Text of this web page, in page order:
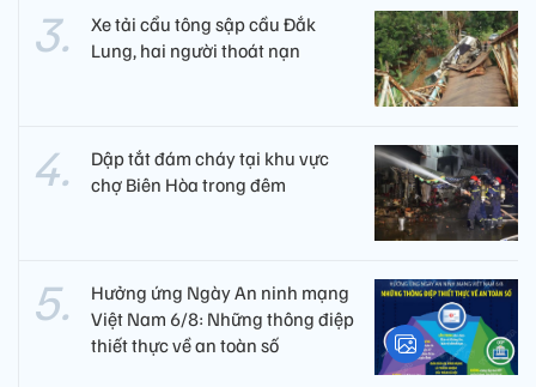
Xe tải cẩu tông sập cầu Đắk
Lung, hai người thoát nạn
Dập tắt đám cháy tại khu vực
chợ Biên Hòa trong đêm
Hưởng ứng Ngày An ninh mạng
Việt Nam 6/8: Những thông điệp
thiết thực về an toàn số